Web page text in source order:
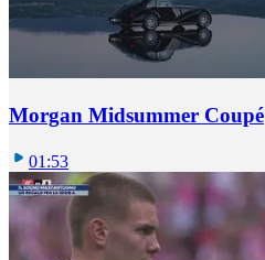
Morgan Midsummer Coupé
01:53